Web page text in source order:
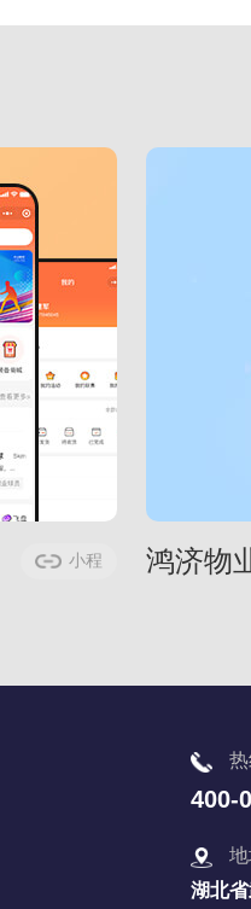
小程
鸿济物
400-
湖北